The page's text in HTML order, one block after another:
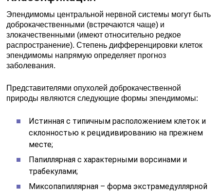
Эпендимомы центральной нервной системы могут быть
доброкачественными (встречаются чаще) и
злокачественными (имеют относительно редкое
распространение). Степень дифференцировки клеток
эпендимомы напрямую определяет прогноз
заболевания.
Представителями опухолей доброкачественной
природы являются следующие формы эпендимомы:
Истинная с типичным расположением клеток и
склонностью к рецидивированию на прежнем
месте;
Папиллярная с характерными ворсинами и
трабекулами;
Миксопапиллярная – форма экстрамедуллярной